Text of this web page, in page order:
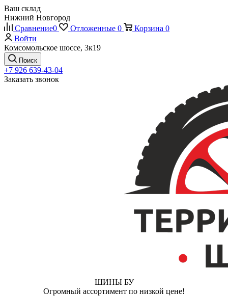
Ваш склад
Нижний Новгород
Сравнение0 Отложенные 0 Корзина 0
Войти
Комсомольское шоссе, 3к19
Поиск
+7 926 639-43-04
Заказать звонок
ШИНЫ БУ
Огромный ассортимент по низкой цене!